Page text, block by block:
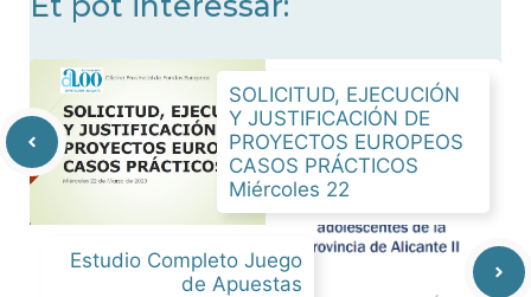
SOLICITUD, EJECUCIÓN
Y JUSTIFICACIÓN DE
PROYECTOS EUROPEOS
CASOS PRÁCTICOS
Miércoles 22
Estudio Completo Juego
de Apuestas